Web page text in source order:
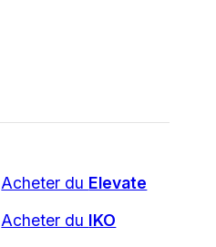
Acheter du Elevate
Acheter du IKO